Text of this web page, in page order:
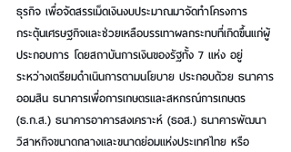
ธุรกิจ เพื่อจัดสรรเม็ดเงินงบประมาณมาจัดทำโครงการ
กระตุ้นเศรษฐกิจและช่วยเหลือบรรเทาผลกระทบที่เกิดขึ้นแก่ผู้
ประกอบการ โดยสถาบันการเงินของรัฐทั้ง 7 แห่ง อยู่
ระหว่างเตรียมดำเนินการตามนโยบาย ประกอบด้วย ธนาคาร
ออมสิน ธนาคารเพื่อการเกษตรและสหกรณ์การเกษตร
(ธ.ก.ส.) ธนาคารอาคารสงเคราะห์ (ธอส.) ธนาคารพัฒนา
วิสาหกิจขนาดกลางและขนาดย่อมแห่งประเทศไทย หรือ